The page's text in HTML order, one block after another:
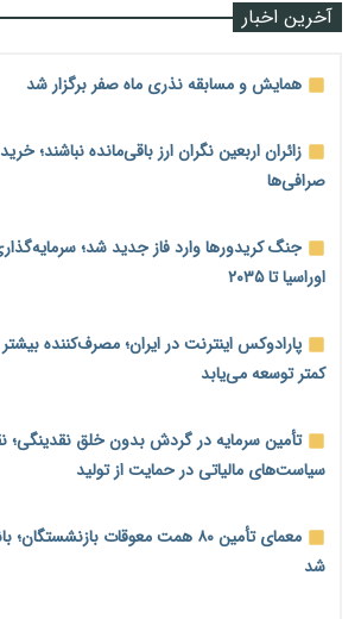
آخرین اخبار
همایش و مسابقه نذری ماه صفر برگزار شد
زائران اربعین نگران ارز باقی‌مانده نباشند؛
صرافی‌ها
اوراسیا تا ۲۰۳۵
پارادوکس اینترنت در ایران؛ مصرف‌کننده
کمتر توسعه می‌یابد
تأمین سرمایه در گردش بدون خلق
سیاست‌های مالیاتی در حمایت از تولید
معمای تأمین ۸۰ همت معوقات
شد